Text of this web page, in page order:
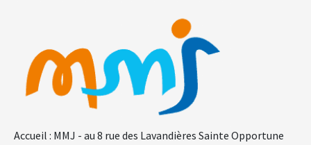
Accueil : MMJ - au 8 rue des Lavandières Sainte Opportune